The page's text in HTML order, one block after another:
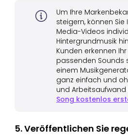
Um Ihre
steigern, können Sie
Media-Videos
Hintergrundmusik
Kunden erkennen
passenden Sounds
einem
ganz einfach und
und Arbeitsaufwand
Song kostenlos
5. Veröffentlichen Sie